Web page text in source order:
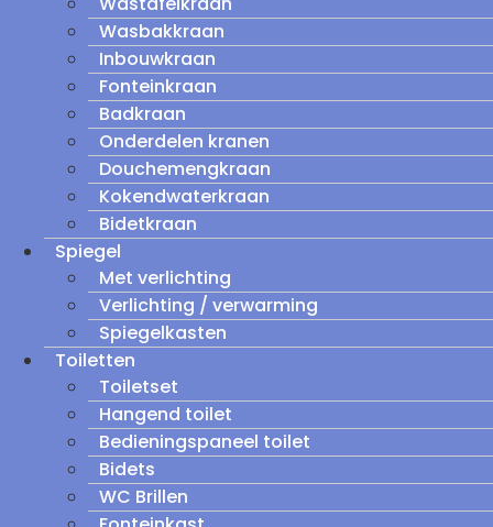
Wasbakkraan
Inbouwkraan
Fonteinkraan
Badkraan
Onderdelen kranen
Douchemengkraan
Kokendwaterkraan
Bidetkraan
Spiegel
Met verlichting
Verlichting / verwarming
Spiegelkasten
Toiletten
Toiletset
Hangend toilet
Bedieningspaneel toilet
Bidets
WC Brillen